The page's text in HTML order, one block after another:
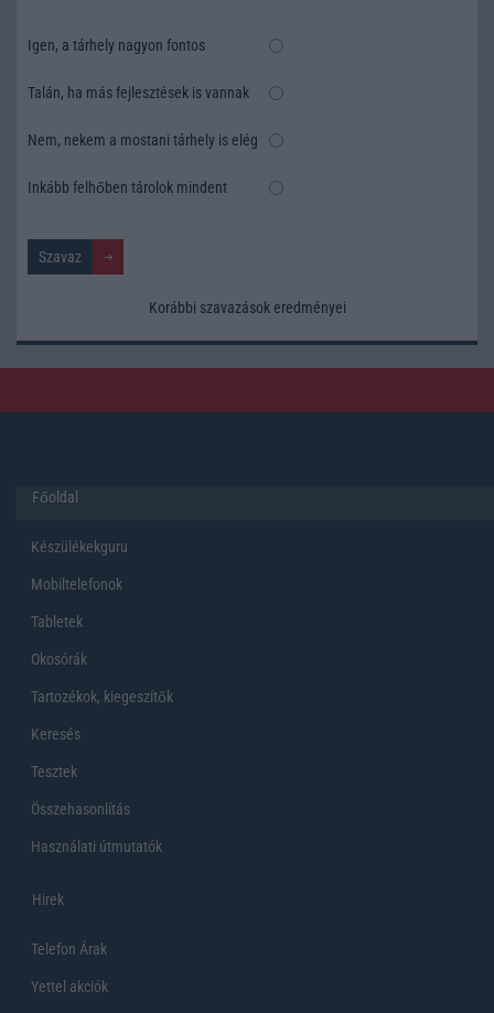
Igen, a tárhely nagyon fontos
Talán, ha más fejlesztések is vannak
Nem, nekem a mostani tárhely is elég
Inkább felhőben tárolok mindent
Korábbi szavazások eredményei
Főoldal
Készülékekguru
Mobiltelefonok
Tabletek
Okosórák
Tartozékok, kiegeszítők
Keresés
Tesztek
Összehasonlítás
Használati útmutatók
Hirek
Telefon Árak
Yettel akciók